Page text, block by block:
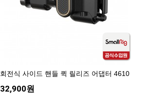
회전식 사이드 핸들 퀵 릴리즈 어댑터 4610
32,900원